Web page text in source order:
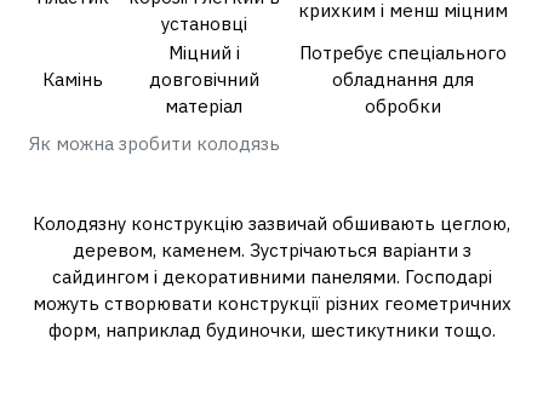
Як можна зробити колодязь
установці
крихким і менш міцним
Камінь
Міцний і
довговічний
матеріал
Потребує спеціального
обладнання для
обробки
Колодязну конструкцію зазвичай обшивають цеглою,
деревом, каменем. Зустрічаються варіанти з
сайдингом і декоративними панелями. Господарі
можуть створювати конструкції різних геометричних
форм, наприклад будиночки, шестикутники тощо.